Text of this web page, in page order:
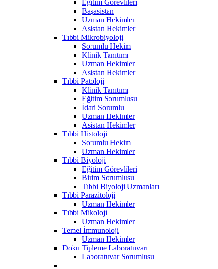
Eğitim Görevlileri
Başasistan
Uzman Hekimler
Asistan Hekimler
Tıbbi Mikrobiyoloji
Sorumlu Hekim
Klinik Tanıtımı
Uzman Hekimler
Asistan Hekimler
Tıbbi Patoloji
Klinik Tanıtımı
Eğitim Sorumlusu
İdari Sorumlu
Uzman Hekimler
Asistan Hekimler
Tıbbi Histoloji
Sorumlu Hekim
Uzman Hekimler
Tıbbi Biyoloji
Eğitim Görevlileri
Birim Sorumlusu
Tıbbi Biyoloji Uzmanları
Tıbbi Parazitoloji
Uzman Hekimler
Tıbbi Mikoloji
Uzman Hekimler
Temel İmmunoloji
Uzman Hekimler
Doku Tipleme Laboratuvarı
Laboratuvar Sorumlusu